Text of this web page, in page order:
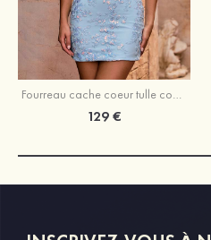
Fourreau cache coeur tulle courte/mini robe de fête de la rentrée avec appliqué paillettes
129 €